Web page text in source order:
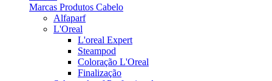
Marcas Produtos Cabelo
Alfaparf
L'Oreal
L'oreal Expert
Steampod
Coloração L'Oreal
Finalização